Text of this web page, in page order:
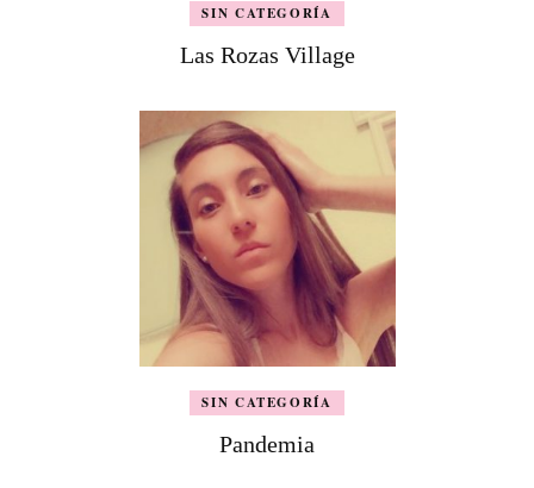
SIN CATEGORÍA
Las Rozas Village
SIN CATEGORÍA
Pandemia